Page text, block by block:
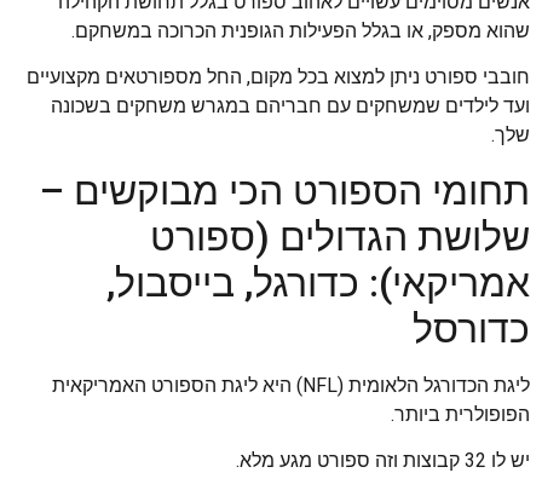
שהוא מספק, או בגלל הפעילות הגופנית הכרוכה במשחקם.
חובבי ספורט ניתן למצוא בכל מקום, החל מספורטאים מקצועיים
ועד לילדים שמשחקים עם חבריהם במגרש משחקים בשכונה
שלך.
תחומי הספורט הכי מבוקשים –
שלושת הגדולים (ספורט
אמריקאי): כדורגל, בייסבול,
כדורסל
ליגת הכדורגל הלאומית (NFL) היא ליגת הספורט האמריקאית
הפופולרית ביותר.
יש לו 32 קבוצות וזה ספורט מגע מלא.